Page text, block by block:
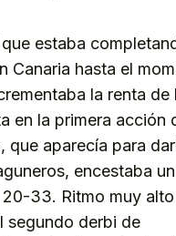
estaba
Canaria hasta el
la renta de
en la primera acción
que aparecía para
encestaba
33. Ritmo muy
segundo derbi de